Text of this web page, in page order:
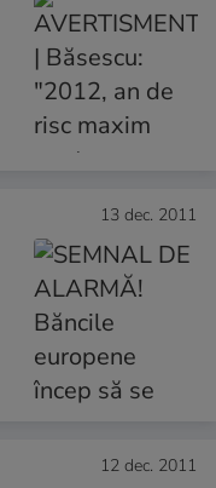
13 dec. 2011
12 dec. 2011